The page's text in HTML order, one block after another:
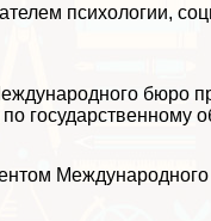
психологии,
бюро
государственному